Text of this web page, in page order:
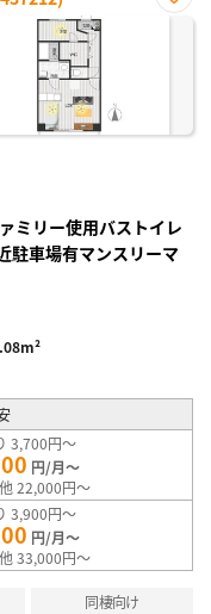
お気
ミリー使用バストイレ
駐車場有マンスリーマ
3,700円～
円/月～
22,000円～
3,900円～
円/月～
33,000円～
同棲向け